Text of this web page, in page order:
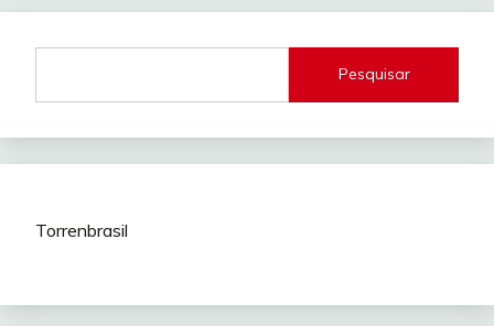
Pesquisar
Torrenbrasil